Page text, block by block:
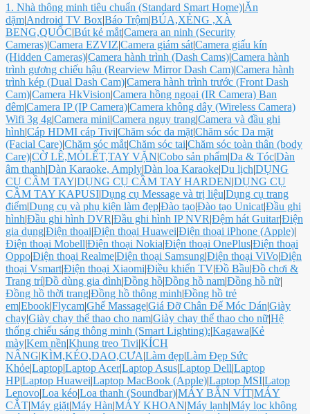
1. Nhà thông minh tiêu chuẩn (Standard Smart Home)|Ăn
dặm|Android TV Box|Báo Trộm|BÚA,XẺNG ,XÀ
BENG,QUỐC|Bút kẻ mắt|Camera an ninh (Security
Cameras)|Camera EZVIZ|Camera giám sát|Camera giấu kín
(Hidden Cameras)|Camera hành trình (Dash Cams)|Camera hành
trình gương chiếu hậu (Rearview Mirror Dash Cam)|Camera hành
trình kép (Dual Dash Cam)|Camera hành trình trước (Front Dash
Cam)|Camera HkVision|Camera hồng ngoại (IR Camera) Ban
đêm|Camera IP (IP Camera)|Camera không dây (Wireless Camera)
Wifi 3g 4g|Camera mini|Camera ngụy trang|Camera và đầu ghi
hình|Cáp HDMI cáp Tivi|Chăm sóc da mặt|Chăm sóc Da mặt
(Facial Care)|Chăm sóc mắt|Chăm sóc tai|Chăm sóc toàn thân (body
Care)|CỜ LÊ,MỎLẾT,TAY VẶN|Cobo sản phẩm|Da & Tóc|Dàn
âm thanh|Dàn Karaoke, Amply|Dàn loa Karaoke|Du lịch|DỤNG
CỤ CẦM TAY|DỤNG CỤ CẦM TAY HARDEN|DỤNG CỤ
CẦM TAY KAPUSI|Dụng cụ Message và trị liệu|Dụng cụ trang
điểm|Dụng cụ và phụ kiện làm đẹp|Đào tạo|Đào tạo Unicat|Đầu ghi
hình|Đầu ghi hình DVR|Đầu ghi hình IP NVR|Đệm hát Guitar|Điện
gia dụng|Điện thoại|Điện thoại Huawei|Điện thoại iPhone (Apple)|
Điện thoại Mobell|Điện thoại Nokia|Điện thoại OnePlus|Điện thoại
Oppo|Điện thoại Realme|Điện thoại Samsung|Điện thoại ViVo|Điện
thoại Vsmart|Điện thoại Xiaomi|Điều khiển TV|Đồ Bầu|Đồ chơi &
Trang trí|Đồ dùng gia đình|Đồng hồ|Đồng hồ nam|Đồng hồ nữ|
Đồng hồ thời trang|Đồng hồ thông minh|Đồng hồ trẻ
em|Ebook|Flycam|Ghế Massage|Giá Đỡ Chân Đế Móc Dán|Giày
chạy|Giày chạy thể thao cho nam|Giày chạy thể thao cho nữ|Hệ
thống chiếu sáng thông minh (Smart Lighting):|Kagawa|Kẻ
mày|Kem nền|Khung treo Tivi|KÍCH
NÂNG|KÌM,KÉO,DAO,CƯA|Làm đẹp|Làm Đẹp Sức
Khỏe|Laptop|Laptop Acer|Laptop Asus|Laptop Dell|Laptop
HP|Laptop Huawei|Laptop MacBook (Apple)|Laptop MSI|Latop
Lenovo|Loa kéo|Loa thanh (Soundbar)|MÁY BẮN VÍT|MÁY
CẮT|Máy giặt|Máy Hàn|MÁY KHOAN|Máy lạnh|Máy lọc không